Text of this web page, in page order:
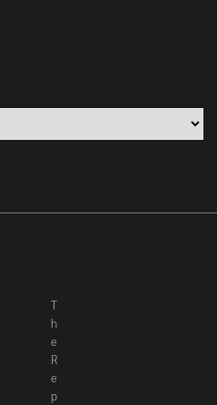
T
h
e
R
e
p